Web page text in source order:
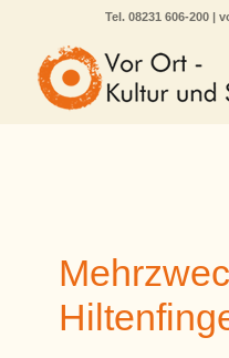
Tel. 08231 606-200 |